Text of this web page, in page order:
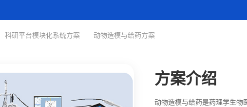
科研平台模块化系统方案 动物造模与给药方案
方案介绍
动物造模与给药是药理学生物